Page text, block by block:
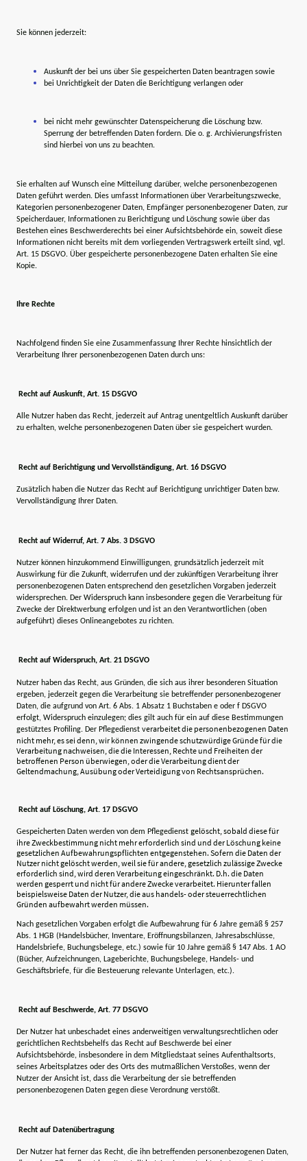
Sie können jederzeit:
Auskunft der bei uns über Sie gespeicherten Daten beantragen sowie
bei Unrichtigkeit der Daten die Berichtigung verlangen oder
bei nicht mehr gewünschter Datenspeicherung die Löschung bzw.
Sperrung der betreffenden Daten fordern. Die o. g. Archivierungsfristen
sind hierbei von uns zu beachten.
Sie erhalten auf Wunsch eine Mitteilung darüber, welche personenbezogenen
Daten geführt werden. Dies umfasst Informationen über Verarbeitungszwecke,
Kategorien personenbezogener Daten, Empfänger personenbezogener Daten, zur
Speicherdauer, Informationen zu Berichtigung und Löschung sowie über das
Bestehen eines Beschwerderechts bei einer Aufsichtsbehörde ein, soweit diese
Informationen nicht bereits mit dem vorliegenden Vertragswerk erteilt sind, vgl.
Art. 15 DSGVO. Über gespeicherte personenbezogene Daten erhalten Sie eine
Kopie.
Ihre Rechte
Nachfolgend finden Sie eine Zusammenfassung Ihrer Rechte hinsichtlich der
Verarbeitung Ihrer personenbezogenen Daten durch uns:
Recht auf Auskunft, Art. 15 DSGVO
Alle Nutzer haben das Recht, jederzeit auf Antrag unentgeltlich Auskunft darüber
zu erhalten, welche personenbezogenen Daten über sie gespeichert wurden.
Recht auf Berichtigung und Vervollständigung, Art. 16 DSGVO
Zusätzlich haben die Nutzer das Recht auf Berichtigung unrichtiger Daten bzw.
Vervollständigung Ihrer Daten.
Recht auf Widerruf, Art. 7 Abs. 3 DSGVO
Nutzer können hinzukommend Einwilligungen, grundsätzlich jederzeit mit
Auswirkung für die Zukunft, widerrufen und der zukünftigen Verarbeitung ihrer
personenbezogenen Daten entsprechend den gesetzlichen Vorgaben jederzeit
widersprechen. Der Widerspruch kann insbesondere gegen die Verarbeitung für
Zwecke der Direktwerbung erfolgen und ist an den Verantwortlichen (oben
aufgeführt) dieses Onlineangebotes zu richten.
Recht auf Widerspruch, Art. 21 DSGVO
Nutzer haben das Recht, aus Gründen, die sich aus ihrer besonderen Situation
ergeben, jederzeit gegen die Verarbeitung sie betreffender personenbezogener
Daten, die aufgrund von Art. 6 Abs. 1 Absatz 1 Buchstaben e oder f DSGVO
erfolgt, Widerspruch einzulegen; dies gilt auch für ein auf diese Bestimmungen
gestütztes Profiling. Der Pflegedienst verarbeitet die personenbezogenen Daten
nicht mehr, es sei denn, wir können zwingende schutzwürdige Gründe für die
Verarbeitung nachweisen, die die Interessen, Rechte und Freiheiten der
betroffenen Person überwiegen, oder die Verarbeitung dient der
Geltendmachung, Ausübung oder Verteidigung von Rechtsansprüchen.
Recht auf Löschung, Art. 17 DSGVO
Gespeicherten Daten werden von dem Pflegedienst gelöscht, sobald diese für
ihre Zweckbestimmung nicht mehr erforderlich sind und der Löschung keine
gesetzlichen Aufbewahrungspflichten entgegenstehen. Sofern die Daten der
Nutzer nicht gelöscht werden, weil sie für andere, gesetzlich zulässige Zwecke
erforderlich sind, wird deren Verarbeitung eingeschränkt. D.h. die Daten
werden gesperrt und nicht für andere Zwecke verarbeitet. Hierunter fallen
beispielsweise Daten der Nutzer, die aus handels- oder steuerrechtlichen
Gründen aufbewahrt werden müssen.
Nach gesetzlichen Vorgaben erfolgt die Aufbewahrung für 6 Jahre gemäß § 257
Abs. 1 HGB (Handelsbücher, Inventare, Eröffnungsbilanzen, Jahresabschlüsse,
Handelsbriefe, Buchungsbelege, etc.) sowie für 10 Jahre gemäß § 147 Abs. 1 AO
(Bücher, Aufzeichnungen, Lageberichte, Buchungsbelege, Handels- und
Geschäftsbriefe, für die Besteuerung relevante Unterlagen, etc.).
Recht auf Beschwerde, Art. 77 DSGVO
Der Nutzer hat unbeschadet eines anderweitigen verwaltungsrechtlichen oder
gerichtlichen Rechtsbehelfs das Recht auf Beschwerde bei einer
Aufsichtsbehörde, insbesondere in dem Mitgliedstaat seines Aufenthaltsorts,
seines Arbeitsplatzes oder des Orts des mutmaßlichen Verstoßes, wenn der
Nutzer der Ansicht ist, dass die Verarbeitung der sie betreffenden
personenbezogenen Daten gegen diese Verordnung verstößt.
Recht auf Datenübertragung
Der Nutzer hat ferner das Recht, die ihn betreffenden personenbezogenen Daten,